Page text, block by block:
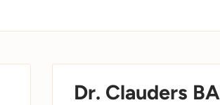
Dr. Clauders